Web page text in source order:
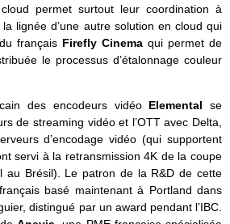
permet surtout leur coordination à
la lignée d’une autre solution en cloud qui
français Firefly Cinemaqui permet de
le processus d’étalonnage couleur
des encodeurs vidéo Elementalse
de streaming vidéo et l’OTT avec Delta,
d’encodage vidéo (qui supportent
servi à la retransmission 4K de la coupe
au Brésil). Le patron de la R&D de cette
basé maintenant à Portland dans
distingué par un award pendant l’IBC.